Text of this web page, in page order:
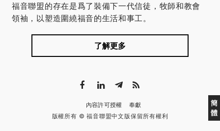
簡
體
福音聯盟的存在是爲了裝備下一代信徒，牧師和教會
領袖，以塑造圍繞福音的生活和事工。
了解更多
內容許可授權
奉獻
版權所有 © 福音聯盟中文版保留所有權利